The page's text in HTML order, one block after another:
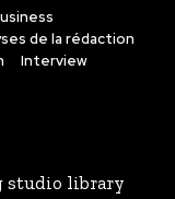
de la rédaction
Interview
studio library